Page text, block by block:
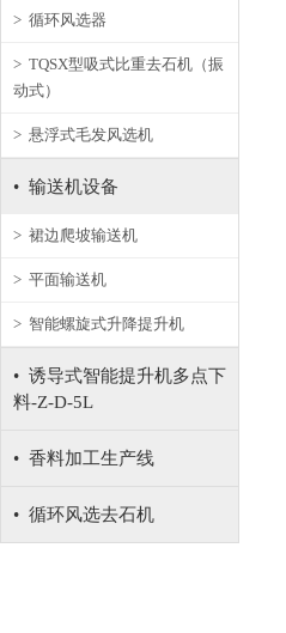
> 循环风选器
> TQSX型吸式比重去石机（振
动式）
> 悬浮式毛发风选机
• 输送机设备
> 裙边爬坡输送机
> 平面输送机
> 智能螺旋式升降提升机
• 诱导式智能提升机多点下
料-Z-D-5L
• 香料加工生产线
• 循环风选去石机